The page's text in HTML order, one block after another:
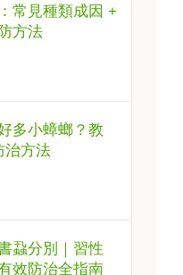
常見種類成因 +
方法
多小蟑螂？教
治方法
蝨分別｜習性
效防治全指南